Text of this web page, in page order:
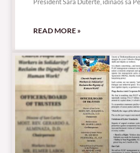
READ MORE »